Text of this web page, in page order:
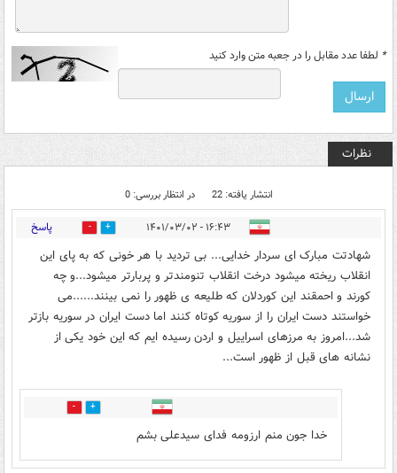
* لطفا عدد مقابل را در جعبه متن وارد کنید
نظرات
انتشار یافته: 22 در انتظار بررسی: 0
۱۶:۴۳ - ۱۴۰۱/۰۳/۰۲ 41 پاسخ
شهادتت مبارک ای سردار خدایی... بی تردید با هر خونی که به پای این
انقلاب ریخته میشود درخت انقلاب تنومندتر و پربارتر میشود...و چه
کورند و احمقند این کوردلان که طلیعه ی ظهور را نمی بینند......می
خواستند دست ایران را از سوریه کوتاه کنند اما دست ایران در سوریه بازتر
شد...امروز به مرزهای اسراییل و اردن رسیده ایم که این خود یکی از
نشانه های قبل از ظهور است...
0
خدا جون منم ارزومه فدای سیدعلی بشم